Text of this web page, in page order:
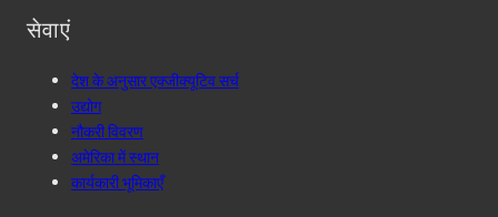
सेवाएं
देश के अनुसार एक्जीक्यूटिव सर्च
उद्योग
नौकरी विवरण
अमेरिका में स्थान
कार्यकारी भूमिकाएँ